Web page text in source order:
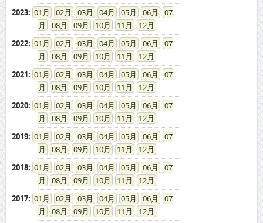
2023: 01 02 03 04 05 06
07
08
09 10 11
12
2022: 01 02 03 04 05 06
07
08
09 10 11
12
2021: 01 02 03 04 05 06
07
08
09 10 11
12
2020: 01 02 03 04 05 06
07
08
09 10 11
12
2019: 01 02 03 04 05 06
07
08
09 10 11
12
2018: 01 02 03 04 05 06
07
08
09 10 11
12
2017: 01 02 03 04 05 06
07
08
09 10 11
12